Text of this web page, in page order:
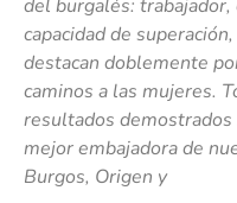
del burgalés:
capacidad de
destacan doblemente
caminos a las mujeres.
resultados demostrados
mejor embajadora de
Burgos, Origen y